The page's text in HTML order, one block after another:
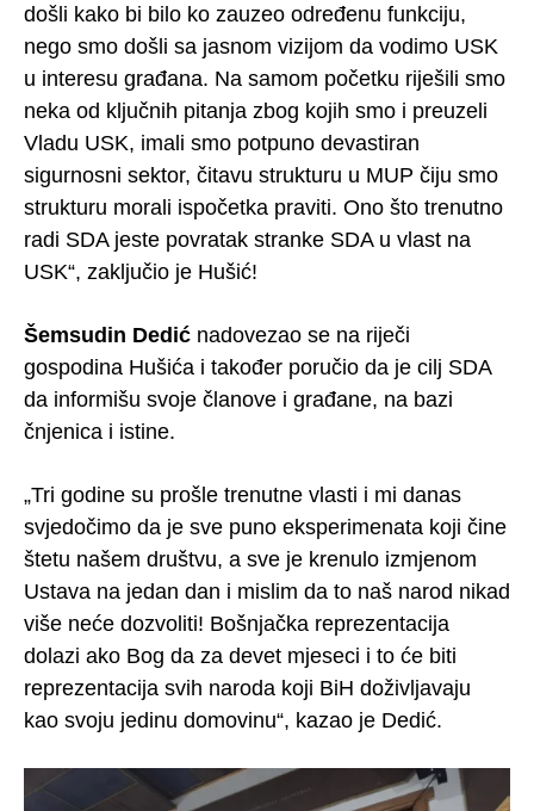
došli kako bi bilo ko zauzeo određenu funkciju,
nego smo došli sa jasnom vizijom da vodimo USK
u interesu građana. Na samom početku riješili smo
neka od ključnih pitanja zbog kojih smo i preuzeli
Vladu USK, imali smo potpuno devastiran
sigurnosni sektor, čitavu strukturu u MUP čiju smo
strukturu morali ispočetka praviti. Ono što trenutno
radi SDA jeste povratak stranke SDA u vlast na
USK“, zaključio je Hušić!
Šemsudin Dedić nadovezao se na riječi
gospodina Hušića i također poručio da je cilj SDA
da informišu svoje članove i građane, na bazi
čnjenica i istine.
„Tri godine su prošle trenutne vlasti i mi danas
svjedočimo da je sve puno eksperimenata koji čine
štetu našem društvu, a sve je krenulo izmjenom
Ustava na jedan dan i mislim da to naš narod nikad
više neće dozvoliti! Bošnjačka reprezentacija
dolazi ako Bog da za devet mjeseci i to će biti
reprezentacija svih naroda koji BiH doživljavaju
kao svoju jedinu domovinu“, kazao je Dedić.